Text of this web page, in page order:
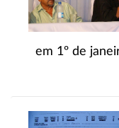
em 1º de